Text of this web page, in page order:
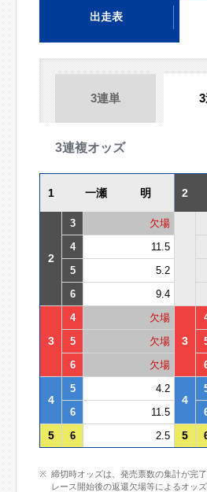
出走表
3連単
3連複オッズ
1 一瀬 明 2
2
3
欠場
4
11.5
5
5.2
6
9.4
3
4 欠場
3
5
欠場
6
欠場
4
5 4.2
4
6
11.5
5 6 2.5 5
締切時オッズは、発売票数の集計が完
レース開始後の返還欠場等によるオッ